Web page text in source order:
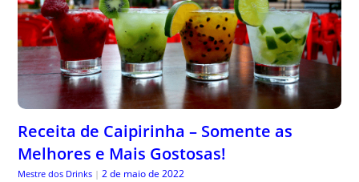
Receita de Caipirinha – Somente as
Melhores e Mais Gostosas!
Mestre dos Drinks | 2 de maio de 2022